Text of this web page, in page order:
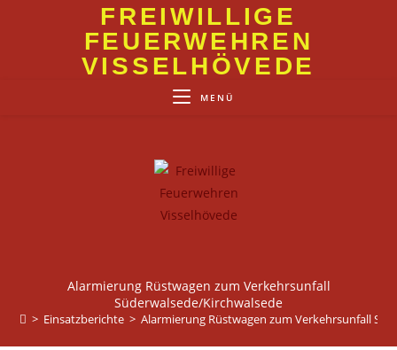
FREIWILLIGE
FEUERWEHREN
VISSELHÖVEDE
MENÜ
Alarmierung Rüstwagen zum Verkehrsunfall
Süderwalsede/Kirchwalsede
> Einsatzberichte > Alarmierung Rüstwagen zum Verkehrsunfall